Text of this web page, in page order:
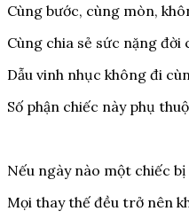
Cùng bước, cùng mòn,
Cùng chia sẻ sức nặng đời
Dẫu vinh nhục không đi
Số phận chiếc này phụ
Nếu ngày nào một chiếc bị
Mọi thay thế đều trở nên